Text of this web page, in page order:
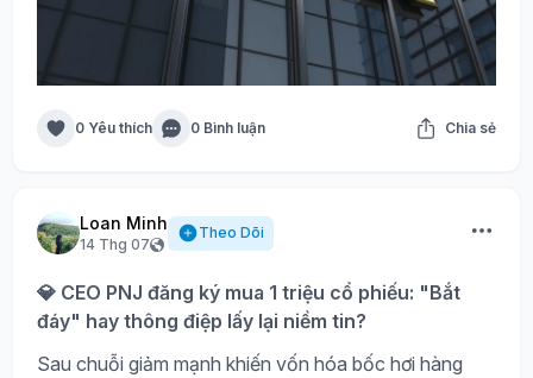
0 Yêu thích 0 Bình luận Chia sẻ
Loan Minh
14 Thg 07
Theo Dõi
💎 CEO PNJ đăng ký mua 1 triệu cổ phiếu: "Bắt
đáy" hay thông điệp lấy lại niềm tin?
Sau chuỗi giảm mạnh khiến vốn hóa bốc hơi hàng